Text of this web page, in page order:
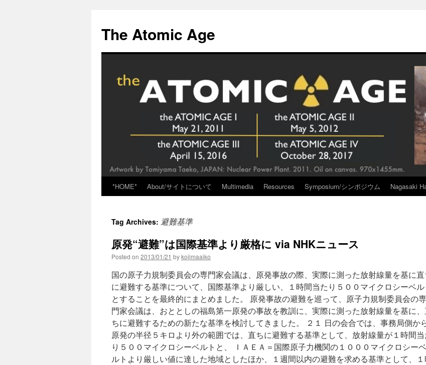
content
The Atomic Age
*HOME* About/サイトについて Multimedia Resources Symposium/シンポジウム Nagasaki
Tag Archives: 避難基準
原発“避難”は国際基準より厳格に via NHKニュース
Posted on 2013/01/21 bykojimaaiko
国の原子力規制委員会の専門家会議は、原発事故の際、実際に測った放射線量を基に直
に避難する基準について、国際基準より厳しい、１時間当たり５００マイクロシーベル
とすることを最終的にまとめました。 原発事故の避難を巡って、原子力規制委員会の専
門家会議は、おととしの福島第一原発の事故を教訓に、実際に測った放射線量を基に、
ちに避難するための新たな基準を検討してきました。 ２１ 日の会合では、事務局側か
原発の半径５キロより外の範囲では、直ちに避難する基準として、放射線量が１時間当
り５００マイクロシーベルトと、 ＩＡＥＡ＝国際原子力機関の１０００マイクロシーベ
ルトより厳しい値に達した地域としたほか、１週間以内の避難を求める基準として、